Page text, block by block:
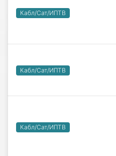
Кабл/Сат/ИПТВ
Кабл/Сат/ИПТВ
Кабл/Сат/ИПТВ